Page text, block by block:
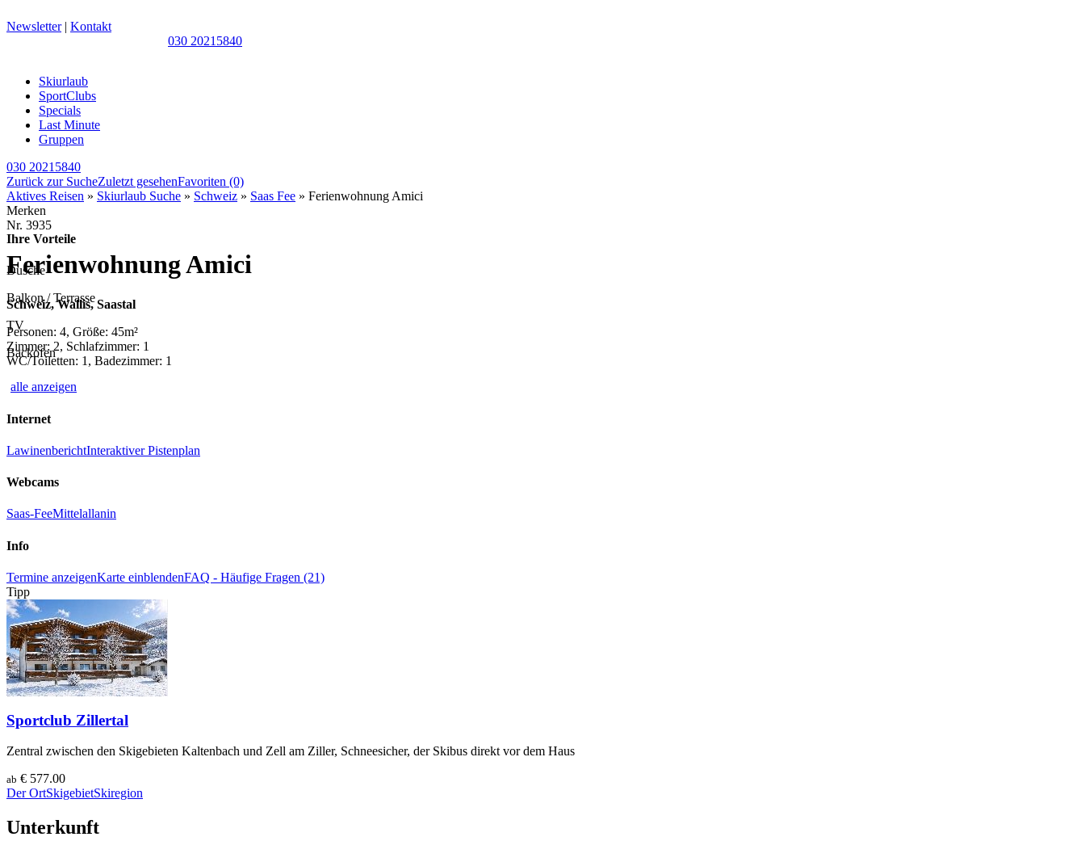
Newsletter| Kontakt
030 20215840
Skiurlaub
SportClubs
Specials
Last Minute
Gruppen
030 20215840
Zurück zur SucheZuletzt gesehenFavoriten (0)
Aktives Reisen » Skiurlaub Suche » Schweiz » Saas Fee » Ferienwohnung Amici
Merken
Nr. 3935
Ferienwohnung Amici
Schweiz, Wallis, Saastal
Personen: 4, Größe: 45m²
Zimmer: 2, Schlafzimmer: 1
WC/Toiletten: 1, Badezimmer: 1
Ihre Vorteile
Dusche
Balkon / Terrasse
TV
Backofen
alle anzeigen
Internet
LawinenberichtInteraktiver Pistenplan
Webcams
Saas-FeeMittelallanin
Info
Termine anzeigenKarte einblendenFAQ - Häufige Fragen (21)
Tipp
Sportclub Zillertal
Zentral zwischen den Skigebieten Kaltenbach und Zell am Ziller, Schneesicher, der Skibus direkt vor dem Haus
ab € 577.00
Der OrtSkigebietSkiregion
Unterkunft